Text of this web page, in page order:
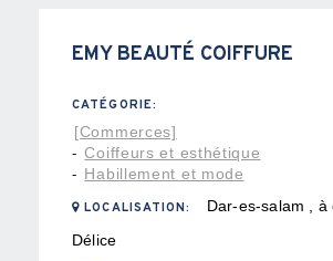
EMY BEAUTÉ COIFFURE
CATÉGORIE:
[Commerces]
- Coiffeurs et esthétique
- Habillement et mode
LOCALISATION:
Dar-es-salam , à
Délice